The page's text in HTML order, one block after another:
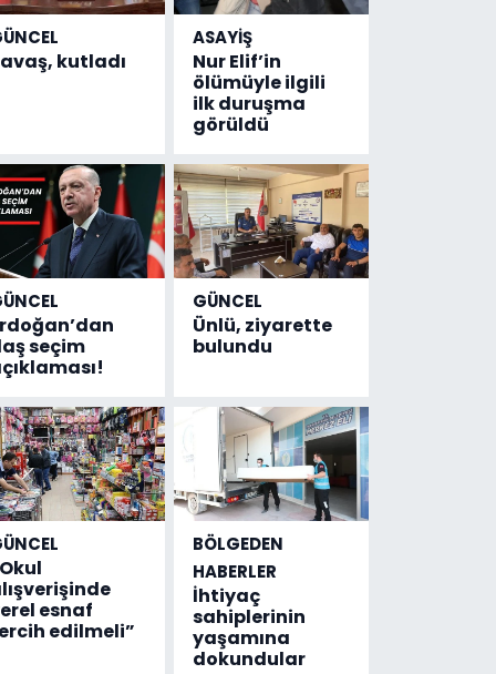
kutladı
ASAYİŞ
Nur Elif’in
ölümüyle ilgili
ilk duruşma
görüldü
seçim
GÜNCEL
Ünlü, ziyarette
bulundu
esnaf
edilmeli”
BÖLGEDEN
HABERLER
İhtiyaç
sahiplerinin
yaşamına
dokundular